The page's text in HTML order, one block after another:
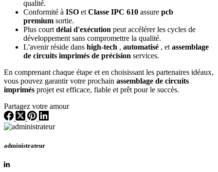
qualité.
Conformité à ISO et Classe IPC 610 assure pcb
premium sortie.
Plus court délai d'exécution peut accélérer les cycles de
développement sans compromettre la qualité.
L'avenir réside dans high-tech , automatisé , et assemblage
de circuits imprimés de précision services.
En comprenant chaque étape et en choisissant les partenaires idéaux,
vous pouvez garantir votre prochain assemblage de circuits
imprimés projet est efficace, fiable et prêt pour le succès.
Partagez votre amour
administrateur